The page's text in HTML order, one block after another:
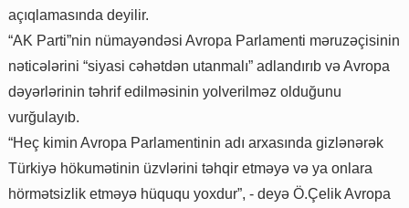
açıqlamasında deyilir.
“AK Parti”nin nümayəndəsi Avropa Parlamenti məruzəçisinin
nəticələrini “siyasi cəhətdən utanmalı” adlandırıb və Avropa
dəyərlərinin təhrif edilməsinin yolverilməz olduğunu
vurğulayıb.
“Heç kimin Avropa Parlamentinin adı arxasında gizlənərək
Türkiyə hökumətinin üzvlərini təhqir etməyə və ya onlara
hörmətsizlik etməyə hüququ yoxdur”, - deyə Ö.Çelik Avropa